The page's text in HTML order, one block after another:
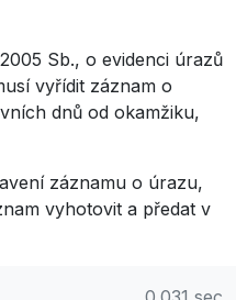
Sb., o evidenci úrazů
vyřídit záznam o
dnů od okamžiku,
záznamu o úrazu,
vyhotovit a předat v